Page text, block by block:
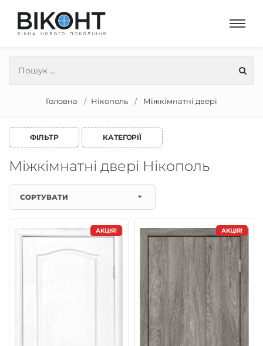
Головна Нікополь Міжкімнатні двері
ФІЛЬТР КАТЕГОРІЇ
Міжкімнатні двері Нікополь
СОРТУВАТИ
АКЦІЯ! АКЦІЯ!